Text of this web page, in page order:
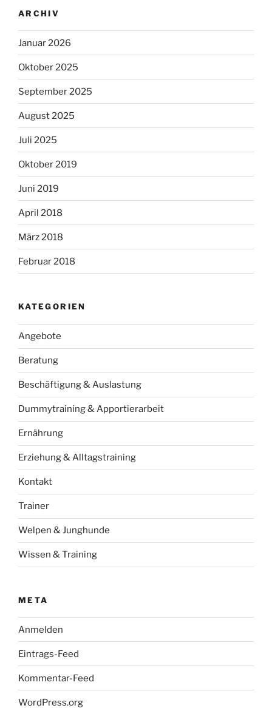
ARCHIV
Januar 2026
Oktober 2025
September 2025
August 2025
Juli 2025
Oktober 2019
Juni 2019
April 2018
März 2018
Februar 2018
KATEGORIEN
Angebote
Beratung
Beschäftigung & Auslastung
Dummytraining & Apportierarbeit
Ernährung
Erziehung & Alltagstraining
Kontakt
Trainer
Welpen & Junghunde
Wissen & Training
META
Anmelden
Eintrags-Feed
Kommentar-Feed
WordPress.org